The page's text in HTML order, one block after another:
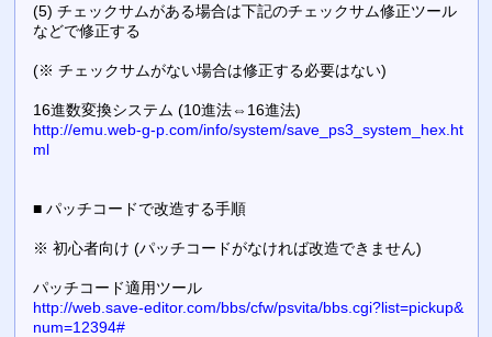
(5) チェックサムがある場合は下記のチェックサム修正ツール
などで修正する
(※ チェックサムがない場合は修正する必要はない)
16進数変換システム (10進法⇔16進法)
http://emu.web-g-p.com/info/system/save_ps3_system_hex.ht
ml
■ パッチコードで改造する手順
※ 初心者向け (パッチコードがなければ改造できません)
パッチコード適用ツール
http://web.save-editor.com/bbs/cfw/psvita/bbs.cgi?list=pickup&
num=12394#